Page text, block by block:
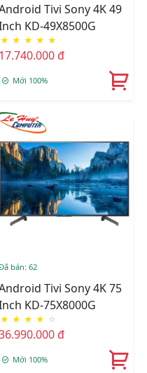
Tivi Sony 4K 49
KD-49X8500G
★ ★ ★ ★ ★
17.740.000 đ
Mới 100%
bán: 62
Tivi Sony 4K 75
KD-75X8000G
★ ★ ★ ★ ☆
đ
Mới 100%